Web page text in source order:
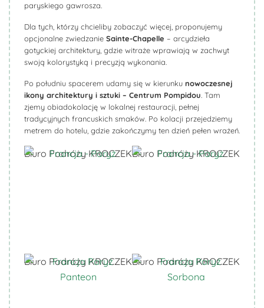
paryskiego gawrosza.
Dla tych, którzy chcieliby zobaczyć więcej, proponujemy
opcjonalne zwiedzanie Sainte-Chapelle – arcydzieła
gotyckiej architektury, gdzie witraże wprawiają w zachwyt
swoją kolorystyką i precyzją wykonania.
Po południu spacerem udamy się w kierunku nowoczesnej
ikony architektury i sztuki – Centrum Pompidou . Tam
zjemy obiadokolację w lokalnej restauracji, pełnej
tradycyjnych francuskich smaków. Po kolacji przejedziemy
metrem do hotelu, gdzie zakończymy ten dzień pełen wrażeń.
Biuro Podróży KROCZEKBiuro Podróży KROCZEK
Biuro Podróży KROCZEKBiuro Podróży KROCZEK